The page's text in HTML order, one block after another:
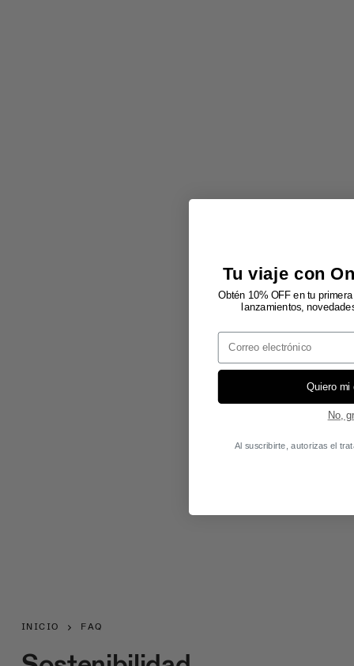
INICIO FAQ
Tu viaje con
Obtén 10% OFF en tu
lanzamientos,
Email
Quiero mi
No,
Al suscribirte, autorizas el